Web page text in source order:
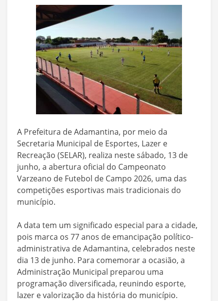
A Prefeitura de Adamantina, por meio da
Secretaria Municipal de Esportes, Lazer e
Recreação (SELAR), realiza neste sábado, 13 de
junho, a abertura oficial do Campeonato
Varzeano de Futebol de Campo 2026, uma das
competições esportivas mais tradicionais do
município.
A data tem um significado especial para a cidade,
pois marca os 77 anos de emancipação político-
administrativa de Adamantina, celebrados neste
dia 13 de junho. Para comemorar a ocasião, a
Administração Municipal preparou uma
programação diversificada, reunindo esporte,
lazer e valorização da história do município.